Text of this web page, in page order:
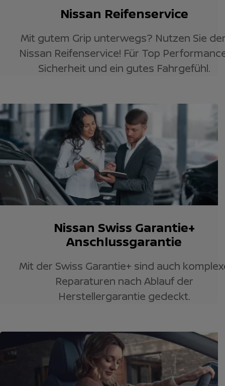
Nissan Reifenservice
Mit gutem Grip unterwegs? Nutzen Sie
Nissan Reifenservice! Für Top
Sicherheit und ein gutes Fahrgefühl.
Nissan Swiss Garantie+
Anschlussgarantie
Mit der Swiss Garantie+ sind auch
Reparaturen nach Ablauf der
Herstellergarantie gedeckt.